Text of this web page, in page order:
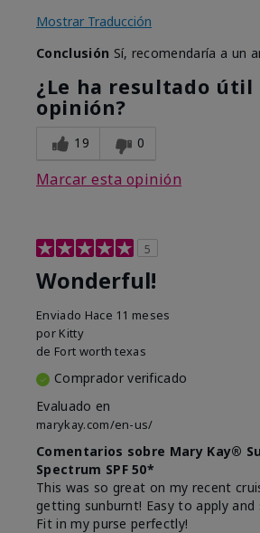
Mostrar Traducción
Conclusión Sí, recomendaría a un
¿Le ha resultado útil
opinión?
19 0
Marcar esta opinión
5
Wonderful!
Enviado Hace 11 meses
por Kitty
de Fort worth texas
Comprador verificado
Evaluado en
marykay.com/en-us/
Comentarios sobre Mary Kay®
Spectrum SPF 50*
This was so great on my recent
getting sunburnt! Easy to apply and
Fit in my purse perfectly!